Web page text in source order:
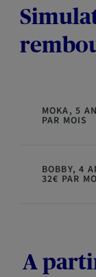
MOKA, 5
PAR MOIS
BOBBY, 4
32€ PAR
A